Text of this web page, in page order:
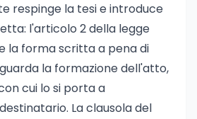
respinge la tesi e introduce
l'articolo 2 della legge
la forma scritta a pena di
la formazione dell'atto,
cui lo si porta a
La clausola del